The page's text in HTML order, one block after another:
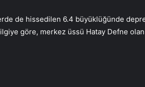
de hissedilen 6.4 büyüklüğünde
göre, merkez üssü Hatay Defne